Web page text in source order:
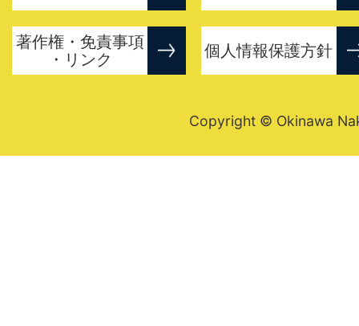
著作権・免責事項
・リンク
個人情報保護方針
Copyright © Okinawa